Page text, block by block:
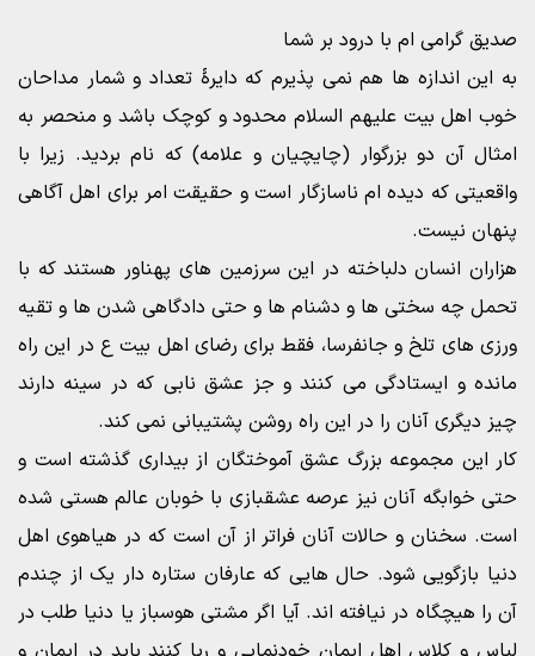
صدیق گرامی ام با درود بر شما
به این اندازه ها هم نمی پذیرم که دایرۀ تعداد و شمار مداحان
خوب اهل بیت علیهم السلام محدود و کوچک باشد و منحصر به
امثال آن دو بزرگوار (چایچیان و علامه) که نام بردید. زیرا با
واقعیتی که دیده ام ناسازگار است و حقیقت امر برای اهل آگاهی
پنهان نیست.
هزاران انسان دلباخته در این سرزمین های پهناور هستند که با
تحمل چه سختی ها و دشنام ها و حتی دادگاهی شدن ها و تقیه
ورزی های تلخ و جانفرسا، فقط برای رضای اهل بیت ع در این راه
مانده و ایستادگی می کنند و جز عشق نابی که در سینه دارند
چیز دیگری آنان را در این راه روشن پشتیبانی نمی کند.
کار این مجموعه بزرگ عشق آموختگان از بیداری گذشته است و
حتی خوابگه آنان نیز عرصه عشقبازی با خوبان عالم هستی شده
است. سخنان و حالات آنان فراتر از آن است که در هیاهوی اهل
دنیا بازگویی شود. حال هایی که عارفان ستاره دار یک از چندم
آن را هیچگاه در نیافته اند. آیا اگر مشتی هوسباز یا دنیا طلب در